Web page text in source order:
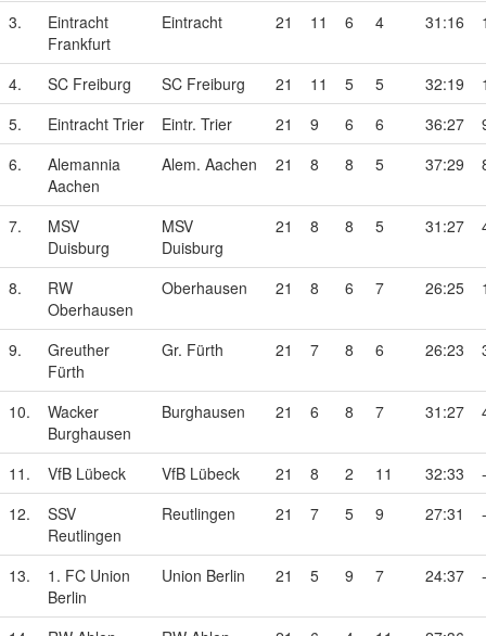
3.
Eintracht
Frankfurt
Eintracht 21 11 6 4 31:16
4. SC Freiburg SC Freiburg 21 11 5 5 32:19
5.
Eintracht Trier Eintr. Trier 21 9 6 6 36:27
6.
Alemannia
Aachen
Alem. Aachen 21 8 8 5 37:29
7.
MSV
Duisburg
MSV
Duisburg
21 8 8 5 31:27
8.
RW
Oberhausen
Oberhausen 21 8 6 7 26:25
9.
Greuther
Fürth
Gr. Fürth 21 7 8 6 26:23
10.
Wacker
Burghausen
Burghausen 21 6 8 7 31:27
11. VfB Lübeck VfB Lübeck 21 8 2 11 32:33
12.
SSV
Reutlingen
Reutlingen 21 7 5 9 27:31
13.
1. FC Union
Berlin
Union Berlin 21 5 9 7 24:37